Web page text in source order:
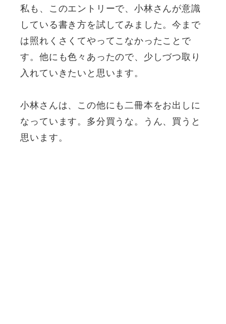
私も、このエントリーで、小林さんが意識
している書き方を試してみました。今まで
は照れくさくてやってこなかったことで
す。他にも色々あったので、少しづつ取り
入れていきたいと思います。
小林さんは、この他にも二冊本をお出しに
なっています。多分買うな。うん、買うと
思います。